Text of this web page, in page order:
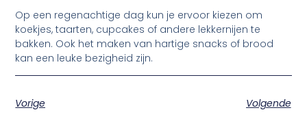
Op een regenachtige dag kun je ervoor kiezen om
koekjes, taarten, cupcakes of andere lekkernijen te
bakken. Ook het maken van hartige snacks of brood
kan een leuke bezigheid zijn.
Vorige Volgende